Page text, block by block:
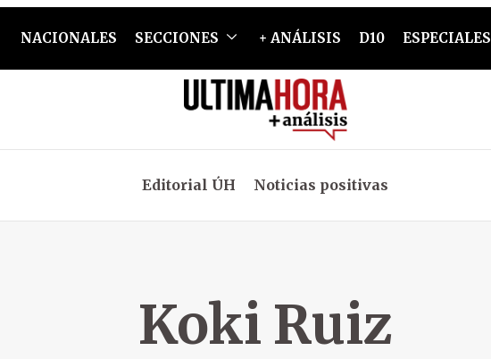
NACIONALES SECCIONES + ANÁLISIS D10 ESPECIALES
Editorial ÚH Noticias positivas
Koki Ruiz